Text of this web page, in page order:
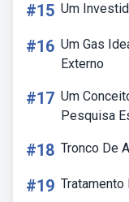
#15 Um
#16 Um Gas
Externo
#17 Um
Pesquisa
#18 Tronco De
#19 Tratamento